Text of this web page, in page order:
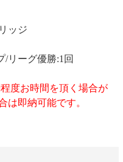
ッジ
/リーグ優勝:1回
度お時間を頂く場合が
は即納可能です。